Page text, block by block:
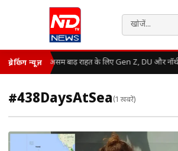
ब्रेकिंग न्यूज़ असम बाढ़ राहत के लिए Gen Z, DU और नॉर्थ
#438DaysAtSea (1 खबरें)